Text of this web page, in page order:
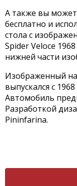
А также вы
бесплатно и
стола с
Spider Veloce
нижней части
Изображенный
выпускался с
Автомобиль
Разработкой
Pininfarina.